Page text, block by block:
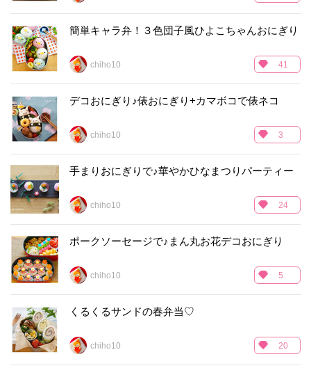
簡単キャラ弁！３色団子風ひよこちゃんおにぎり
chiho10 41
デコおにぎり♪俵おにぎり+カマボコで俵ネコ
chiho10 3
手まりおにぎりで♪華やかひなまつりパーティー
chiho10 24
ポークソーセージで♪まん丸お花デコおにぎり
chiho10 5
くるくるサンドの春弁当♡
chiho10 20